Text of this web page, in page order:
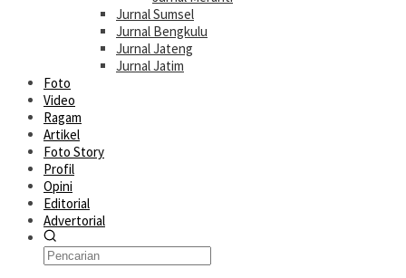
Jurnal Sumsel
Jurnal Bengkulu
Jurnal Jateng
Jurnal Jatim
Foto
Video
Ragam
Artikel
Foto Story
Profil
Opini
Editorial
Advertorial